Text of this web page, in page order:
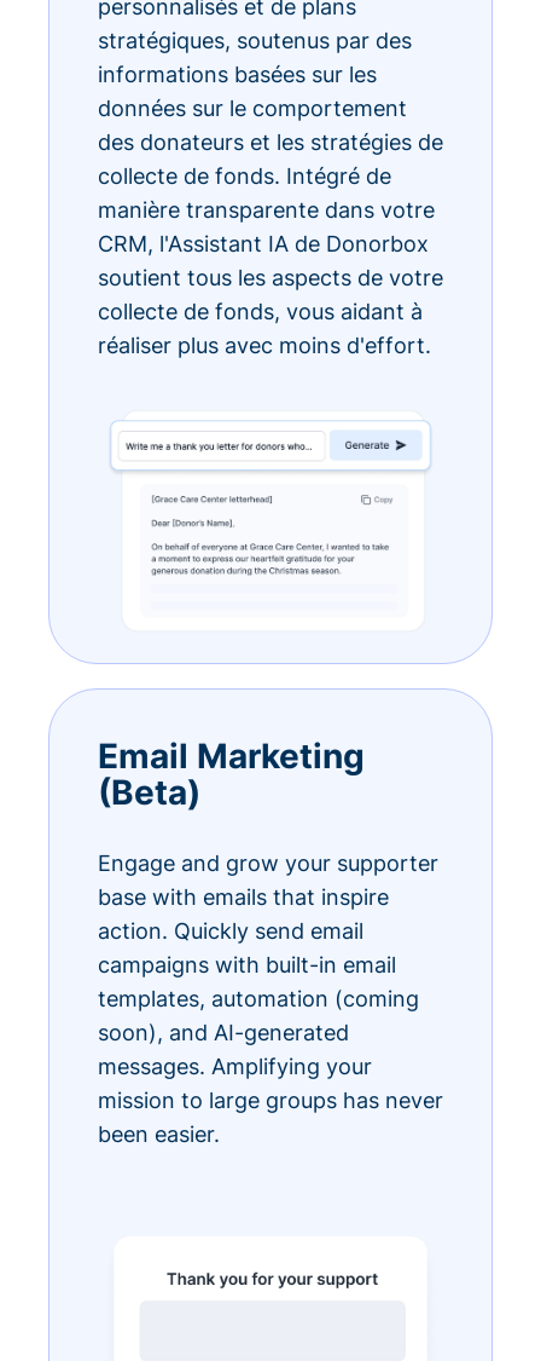
personnalisés et de plans
stratégiques, soutenus par des
informations basées sur les
données sur le comportement
des donateurs et les stratégies de
collecte de fonds. Intégré de
manière transparente dans votre
CRM, l'Assistant IA de Donorbox
soutient tous les aspects de votre
collecte de fonds, vous aidant à
réaliser plus avec moins d'effort.
Email Marketing
(Beta)
Engage and grow your supporter
base with emails that inspire
action. Quickly send email
campaigns with built-in email
templates, automation (coming
soon), and AI-generated
messages. Amplifying your
mission to large groups has never
been easier.